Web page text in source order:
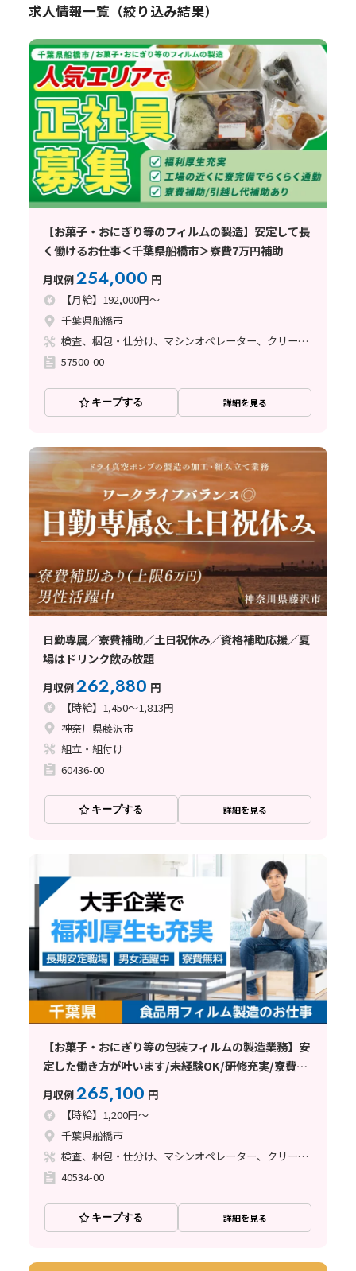
求人情報一覧（絞り込み結果）
【お菓子・おにぎり等のフィルムの製造】安定して長
く働けるお仕事＜千葉県船橋市＞寮費7万円補助
月収例254,000 円
【月給】192,000円～
千葉県船橋市
検査、梱包・仕分け、マシンオペレーター、クリーンルーム、その他
57500-00
キープする 詳細を見る
日勤専属／寮費補助／土日祝休み／資格補助応援／夏
場はドリンク飲み放題
月収例262,880 円
【時給】1,450～1,813円
神奈川県藤沢市
組立・組付け
60436-00
キープする 詳細を見る
【お菓子・おにぎり等の包装フィルムの製造業務】安
定した働き方が叶います/未経験OK/研修充実/寮費7
万円補助あり/東京近郊＜千葉県船橋市＞
月収例265,100 円
【時給】1,200円～
千葉県船橋市
検査、梱包・仕分け、マシンオペレーター、クリーンルーム、その他
40534-00
キープする 詳細を見る